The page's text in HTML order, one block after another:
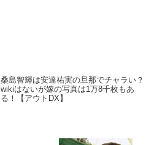
桑島智輝は安達祐実の旦那でチャラい？
wikiはないが嫁の写真は1万8千枚もあ
る！【アウトDX】